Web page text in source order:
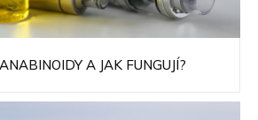
A JAK FUNGUJÍ?